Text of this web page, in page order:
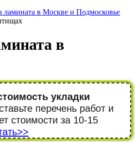
ламината в Москве и Подмосковье
в
укладки
перечень работ и
стоимости за 10-15